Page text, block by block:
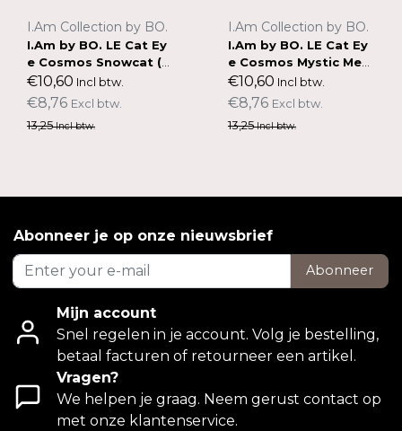
I.Am Collection by BO.
I.Am by BO. LE Cat Ey
e Cosmos Snowcat (15
ml)
€10,60 Incl btw.
€8,76 Excl btw.
13,25Incl btw.
I.Am Collection by BO.
I.Am by BO. LE Cat Ey
e Cosmos Mystic Meo
w (15ml)
€10,60 Incl btw.
€8,76 Excl btw.
13,25Incl btw.
Abonneer je op onze nieuwsbrief
Abonneer
Mijn account
Snel regelen in je account. Volg je bestelling,
betaal facturen of retourneer een artikel.
Vragen?
We helpen je graag. Neem gerust contact op
met onze klantenservice.